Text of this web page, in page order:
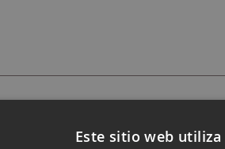
Este sitio web utiliza